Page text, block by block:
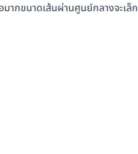
ากขนาดเส้นผ่านศูนย์กลางจะเล็ก